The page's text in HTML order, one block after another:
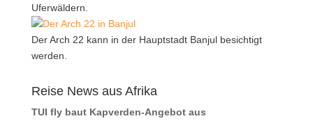
Uferwäldern.
Der Arch 22 kann in der Hauptstadt Banjul besichtigt
werden.
Reise News aus Afrika
TUI fly baut Kapverden-Angebot aus